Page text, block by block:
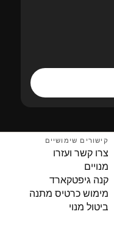
קישורים שימושיים
צרו קשר ועזרו
מנויים
קנה גיפטקארד
מימוש כרטיס מתנה
ביטול מנוי